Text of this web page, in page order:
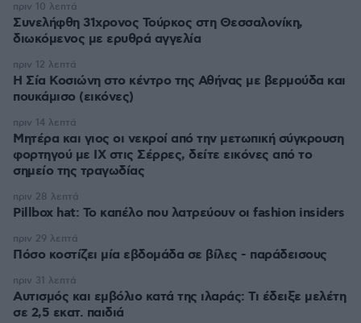
Συνελήφθη 31χρονος Τούρκος στη Θεσσαλονίκη,
διωκόμενος με ερυθρά αγγελία
πριν 10 λεπτά
Η Σία Κοσιώνη στο κέντρο της Αθήνας με βερμούδα και
πουκάμισο (εικόνες)
πριν 12 λεπτά
Μητέρα και γιος οι νεκροί από την μετωπική σύγκρουση
φορτηγού με ΙΧ στις Σέρρες, δείτε εικόνες από το
σημείο της τραγωδίας
πριν 14 λεπτά
Pillbox hat: Το καπέλο που λατρεύουν οι fashion insiders
πριν 28 λεπτά
Πόσο κοστίζει μία εβδομάδα σε βίλες - παράδεισους
πριν 29 λεπτά
Αυτισμός και εμβόλιο κατά της ιλαράς: Τι έδειξε μελέτη
σε 2,5 εκατ. παιδιά
πριν 31 λεπτά